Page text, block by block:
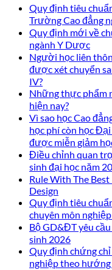
Quy định tiêu
Trường Cao đẳng
Quy định mới về
ngành Y Dược
Người học liên
được xét chuyển
IV?
Những thực phẩm
hiện nay?
Vì sao học Cao
học phí còn học
được miễn giảm
Điều chỉnh quan
sinh đại học năm
Rule With The Best
Design
Quy định tiêu
chuyên môn
Bộ GD&ĐT yêu
sinh 2026
Quy định chứng
nghiệp theo